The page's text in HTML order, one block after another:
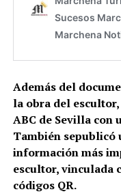
Además del
la obra del
ABC de Sevilla con
También sepublicó
información más
escultor, vinculada
códigos QR.